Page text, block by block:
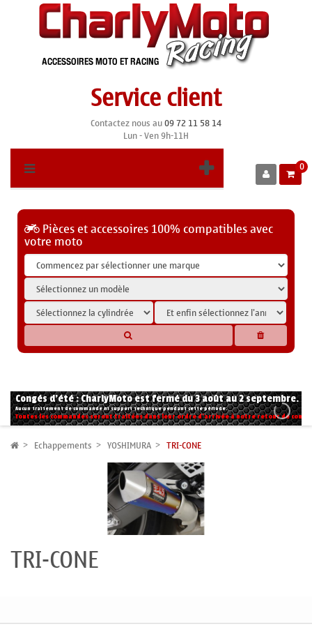
Service client
Contactez nous au09 72 11 58 14
Lun - Ven 9h-11H
0
Pièces et accessoires 100% compatibles avec
votre moto
Congés d'été : CharlyMoto est fermé du 3 août au 2 septembre.
Aucun traitement de commande ni support technique pendant cette période.
Toutes les commandes seront traitées dans leur ordre d'arrivée à notre retour de
Echappements YOSHIMURA TRI-CONE
TRI-CONE